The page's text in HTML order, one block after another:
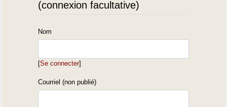
(connexion facultative)
Nom
[Se connecter]
Courriel (non publié)